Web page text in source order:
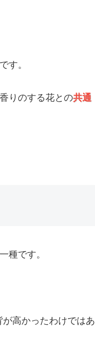
す。
りのする花との共通
種です。
高かったわけではあ